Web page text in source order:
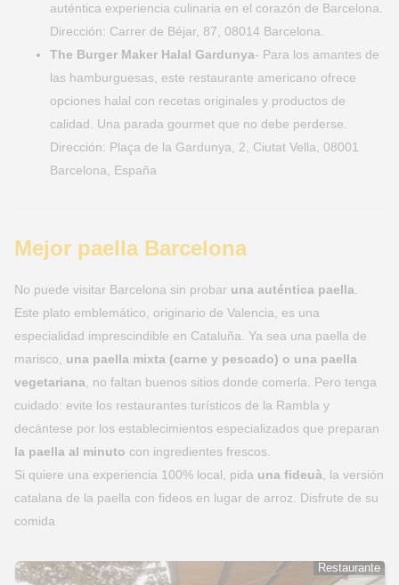
auténtica experiencia culinaria en el corazón de Barcelona.
Dirección: Carrer de Béjar, 87, 08014 Barcelona.
The Burger Maker Halal Gardunya- Para los amantes de
las hamburguesas, este restaurante americano ofrece
opciones halal con recetas originales y productos de
calidad. Una parada gourmet que no debe perderse.
Dirección: Plaça de la Gardunya, 2, Ciutat Vella, 08001
Barcelona, España
Mejor paella Barcelona​
No puede visitar Barcelona sin probar una auténtica paella.
Este plato emblemático, originario de Valencia, es una
especialidad imprescindible en Cataluña. Ya sea una paella de
marisco, una paella mixta (carne y pescado) o una paella
vegetariana, no faltan buenos sitios donde comerla. Pero tenga
cuidado: evite los restaurantes turísticos de la Rambla y
decántese por los establecimientos especializados que preparan
la paella al minuto con ingredientes frescos.
Si quiere una experiencia 100% local, pida una fideuà, la versión
catalana de la paella con fideos en lugar de arroz. Disfrute de su
comida
Restaurante
Restaurante